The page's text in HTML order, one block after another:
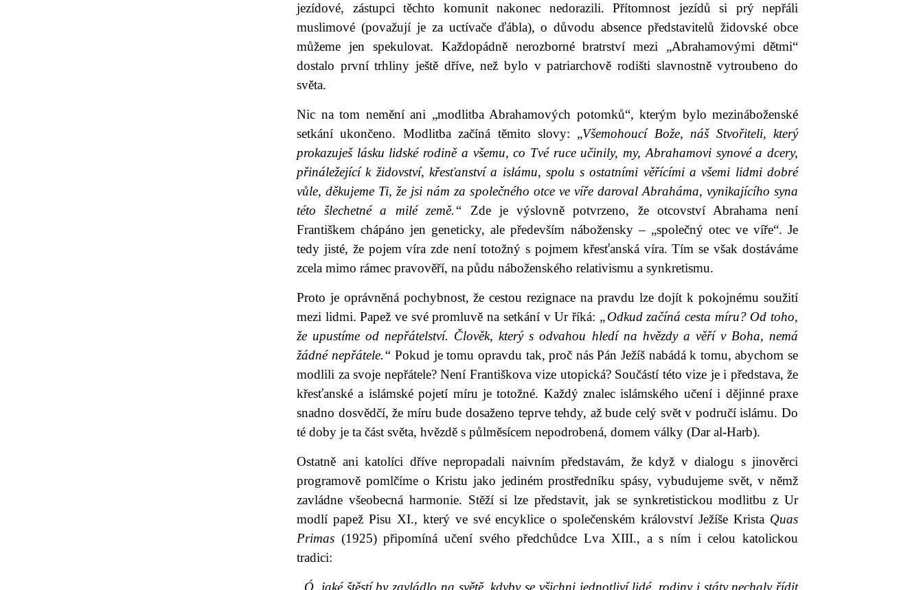
jezídové, zástupci těchto komunit nakonec nedorazili. Přítomnost jezídů si prý nepřáli
muslimové (považují je za uctívače ďábla), o důvodu absence představitelů židovské obce
můžeme jen spekulovat. Každopádně nerozborné bratrství mezi „Abrahamovými dětmi“
dostalo první trhliny ještě dříve, než bylo v patriarchově rodišti slavnostně vytroubeno do
světa.
Nic na tom nemění ani „modlitba Abrahamových potomků“, kterým bylo mezináboženské
setkání ukončeno. Modlitba začíná těmito slovy: „Všemohoucí Bože, náš Stvořiteli, který
prokazuješ lásku lidské rodině a všemu, co Tvé ruce učinily, my, Abrahamovi synové a dcery,
přináležející k židovství, křesťanství a islámu, spolu s ostatními věřícími a všemi lidmi dobré
vůle, děkujeme Ti, že jsi nám za společného otce ve víře daroval Abraháma, vynikajícího syna
této šlechetné a milé země.“ Zde je výslovně potvrzeno, že otcovství Abrahama není
Františkem chápáno jen geneticky, ale především nábožensky – „společný otec ve víře“. Je
tedy jisté, že pojem víra zde není totožný s pojmem křesťanská víra. Tím se však dostáváme
zcela mimo rámec pravověří, na půdu náboženského relativismu a synkretismu.
Proto je oprávněná pochybnost, že cestou rezignace na pravdu lze dojít k pokojnému soužití
mezi lidmi. Papež ve své promluvě na setkání v Ur říká: „Odkud začíná cesta míru? Od toho,
že upustíme od nepřátelství. Člověk, který s odvahou hledí na hvězdy a věří v Boha, nemá
žádné nepřátele.“Pokud je tomu opravdu tak, proč nás Pán Ježíš nabádá k tomu, abychom se
modlili za svoje nepřátele? Není Františkova vize utopická? Součástí této vize je i představa, že
křesťanské a islámské pojetí míru je totožné. Každý znalec islámského učení i dějinné praxe
snadno dosvědčí, že míru bude dosaženo teprve tehdy, až bude celý svět v područí islámu. Do
té doby je ta část světa, hvězdě s půlměsícem nepodrobená, domem války (Dar al-Harb).
Ostatně ani katolíci dříve nepropadali naivním představám, že když v dialogu s jinověrci
programově pomlčíme o Kristu jako jediném prostředníku spásy, vybudujeme svět, v němž
zavládne všeobecná harmonie. Stěží si lze představit, jak se synkretistickou modlitbu z Ur
modlí papež Pisu XI., který ve své encyklice o společenském království Ježíše Krista Quas
Primas (1925) připomíná učení svého předchůdce Lva XIII., a s ním i celou katolickou
tradici:
„Ó, jaké štěstí by zavládlo na světě, kdyby se všichni jednotliví lidé, rodiny i státy nechaly řídit